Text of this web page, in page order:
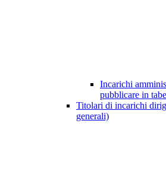
Incarichi
pubblicare in
Titolari di incarichi
generali)